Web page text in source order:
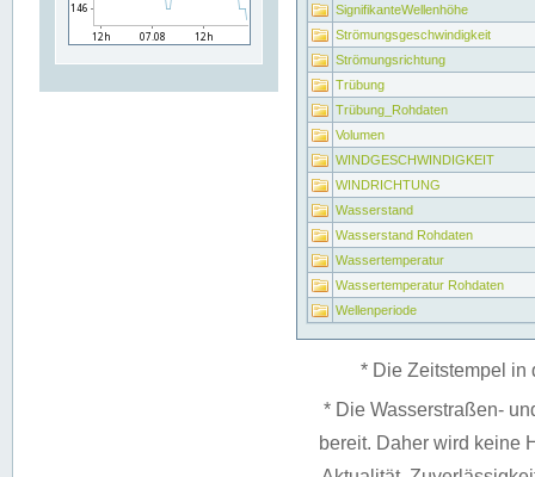
SignifikanteWellenhöhe
Strömungsgeschwindigkeit
Strömungsrichtung
Trübung
Trübung_Rohdaten
Volumen
WINDGESCHWINDIGKEIT
WINDRICHTUNG
Wasserstand
Wasserstand Rohdaten
Wassertemperatur
Wassertemperatur Rohdaten
Wellenperiode
* Die Zeitstempel in
* Die Wasserstraßen-
bereit. Daher wird keine